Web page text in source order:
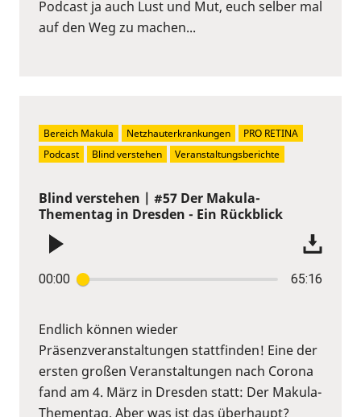
Podcast ja auch Lust und Mut, euch selber mal
auf den Weg zu machen...
Blind verstehen | #57 Der Makula-
Thementag in Dresden - Ein Rückblick
00:00 65:16
Endlich können wieder
Präsenzveranstaltungen stattfinden! Eine der
ersten großen Veranstaltungen nach Corona
fand am 4. März in Dresden statt: Der Makula-
Thementag. Aber was ist das überhaupt?
Bereich Makula Netzhauterkrankungen
PRO RETINA
Podcast
Blind verstehen Veranstaltungsberichte